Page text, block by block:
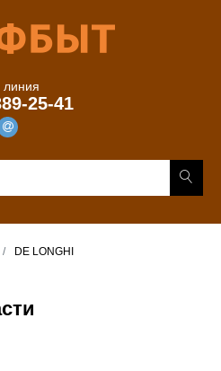
линия
25-41
DE LONGHI